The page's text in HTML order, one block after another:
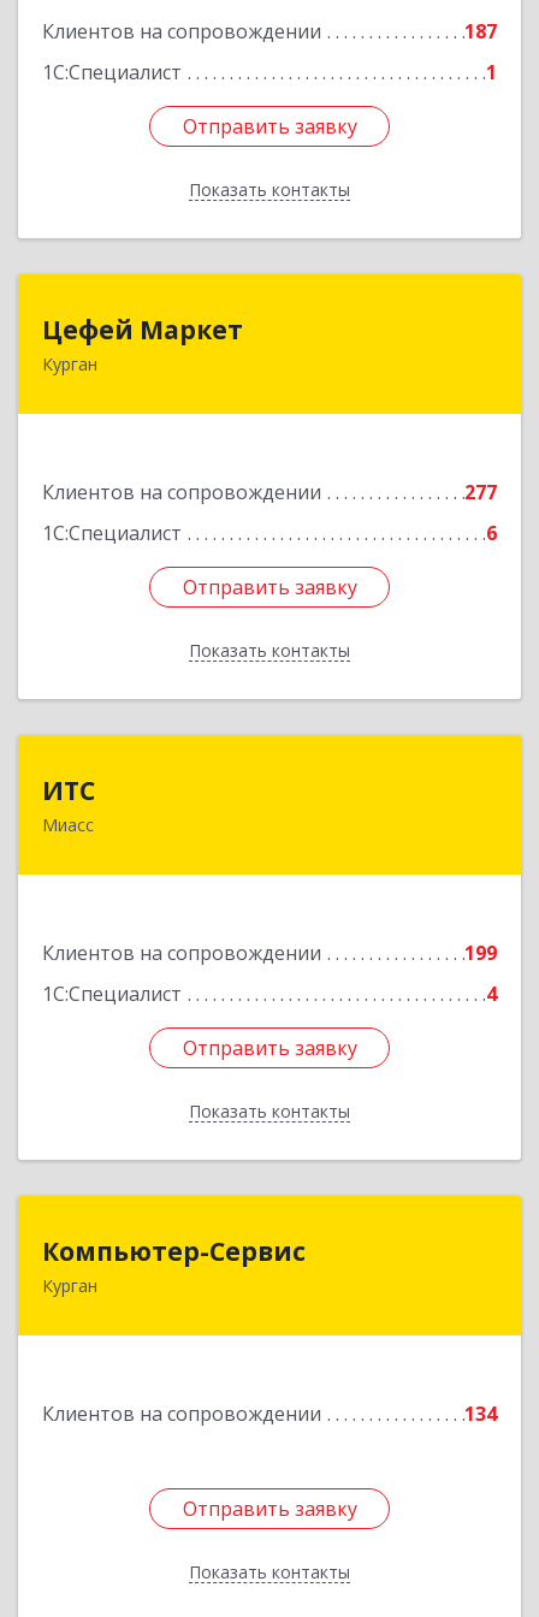
Клиентов на сопровождении
187
1С:Специалист
1
Отправить заявку
Показать контакты
Отправить заявку
Назад
Цефей Маркет
Курган
Клиентов на сопровождении
277
1С:Специалист
6
Отправить заявку
Показать контакты
640002, Курганская обл, Курган г, М.Горького
Отправить заявку
Назад
ИТС
Миасс
Клиентов на сопровождении
199
1С:Специалист
4
Отправить заявку
Показать контакты
456300, Челябинская обл, Миасс г, Романенко
Отправить заявку
Назад
Компьютер-Сервис
Курган
Клиентов на сопровождении 134
Отправить заявку
Показать контакты
Отправить заявку
Назад